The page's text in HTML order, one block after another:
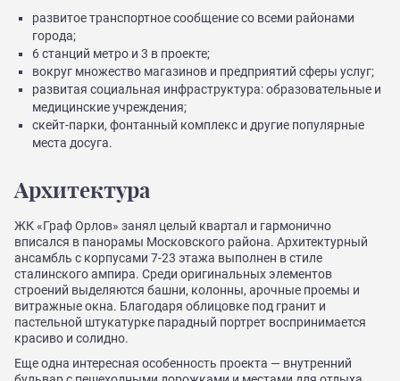
развитое транспортное сообщение со всеми районами
города;
6 станций метро и 3 в проекте;
вокруг множество магазинов и предприятий сферы услуг;
развитая социальная инфраструктура: образовательные и
медицинские учреждения;
скейт-парки, фонтанный комплекс и другие популярные
места досуга.
Архитектура
ЖК «Граф Орлов» занял целый квартал и гармонично
вписался в панорамы Московского района. Архитектурный
ансамбль с корпусами 7-23 этажа выполнен в стиле
сталинского ампира. Среди оригинальных элементов
строений выделяются башни, колонны, арочные проемы и
витражные окна. Благодаря облицовке под гранит и
пастельной штукатурке парадный портрет воспринимается
красиво и солидно.
Еще одна интересная особенность проекта — внутренний